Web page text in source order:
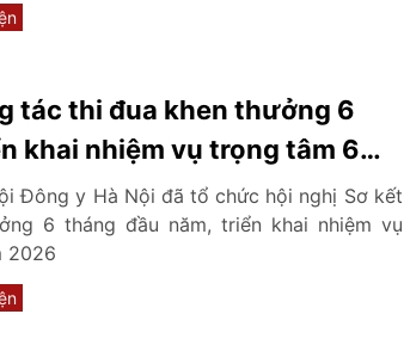
tác thi đua khen thưởng 6
khai nhiệm vụ trọng tâm 6
Đông y Hà Nội đã tổ chức hội nghị Sơ kết
6 tháng đầu năm, triển khai nhiệm vụ
2026